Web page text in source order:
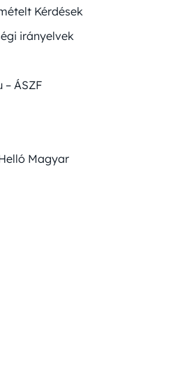
Kérdések
irányelvek
ÁSZF
Magyar